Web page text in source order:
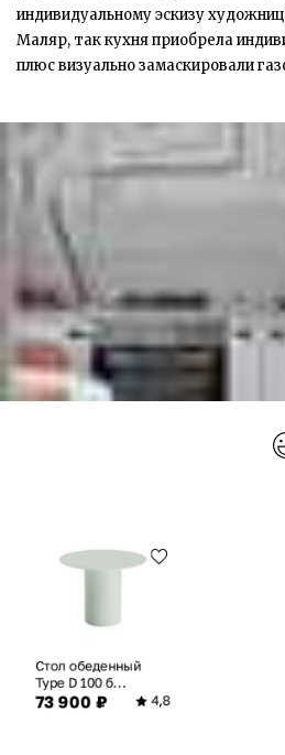
индивидуальному эскизу
Маляр, так кухня приобрела
плюс визуально замаскировали
Стол обеденный
Type D 100 б...
73 900 ₽ 4,8